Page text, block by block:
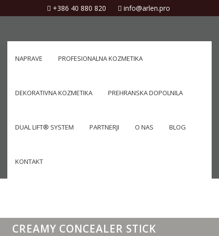
+386 40 880 820 info@arlen.pro
NAPRAVE PROFESIONALNA KOZMETIKA
DEKORATIVNA KOZMETIKA PREHRANSKA DOPOLNILA
DUAL LIFT® SYSTEM PARTNERJI O NAS BLOG
KONTAKT
CREAMY CONCEALER STICK